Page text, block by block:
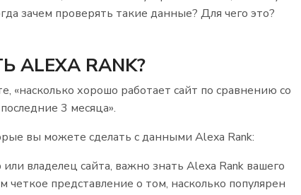
зачем проверять такие данные? Для чего это?
RANK?
«насколько хорошо работает сайт по сравнению со
3 месяца».
вы можете сделать с данными Alexa Rank:
владелец сайта, важно знать Alexa Rank вашего
четкое представление о том, насколько популярен